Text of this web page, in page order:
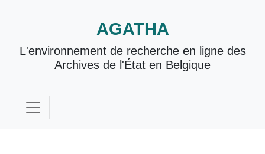
AGATHA
L'environnement de recherche en ligne des
Archives de l'État en Belgique